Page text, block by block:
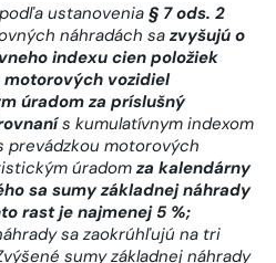
ustanovenia § 7 ods. 2
náhradách sa zvyšujú o
indexu cien položiek
vozidiel
úradom za príslušný
s kumulatívnym indexom
prevádzkou motorových
úradom za kalendárny
sa sumy základnej náhrady
rast je najmenej 5 %;
sa zaokrúhľujú na tri
sumy základnej náhrady